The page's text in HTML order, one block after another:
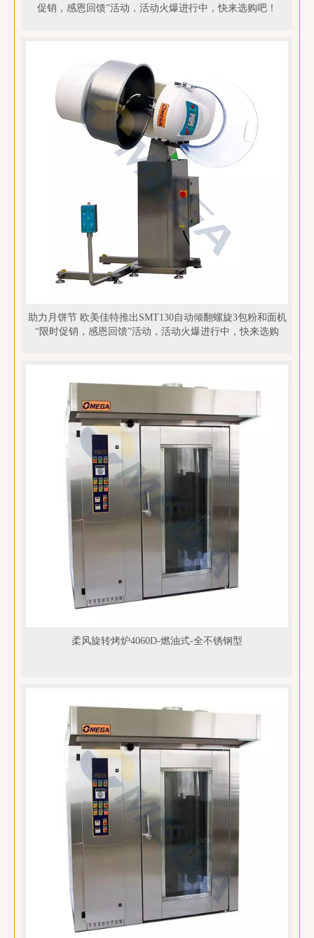
促销，感恩回馈”活动，活动火爆进行中，快来选购吧！
助力月饼节 欧美佳特推出SMT130自动倾翻螺旋3包粉和面机
“限时促销，感恩回馈”活动，活动火爆进行中，快来选购
柔风旋转烤炉4060D-燃油式-全不锈钢型